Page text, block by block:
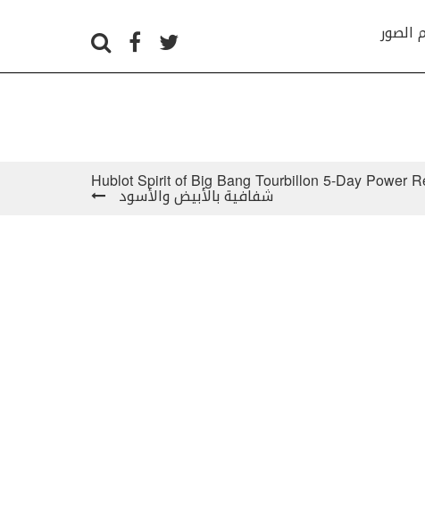
الصور
Hublot Spirit of Big Bang Tourbillon 5-Day Power
شفافية بالأبيض والأسود